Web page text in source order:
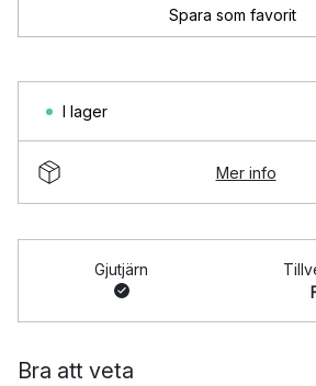
Spara som favorit
I lager
Mer info
Gjutjärn
Bra att veta